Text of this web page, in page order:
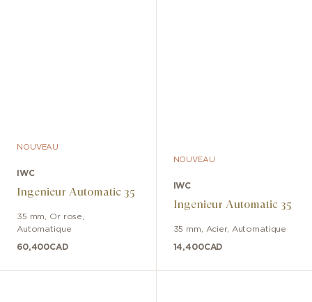
NOUVEAU
IWC
Ingenieur Automatic 35
35 mm Or rose
Automatique
60,400CAD
NOUVEAU
IWC
Ingenieur Automatic 35
35 mm Acier, Automatique
14,400CAD